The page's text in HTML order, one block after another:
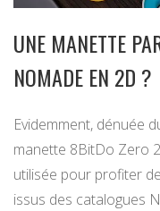
UNE MANETTE
NOMADE EN 2D ?
Evidemment, dénuée
manette 8BitDo Zero
utilisée pour profiter
issus des catalogues